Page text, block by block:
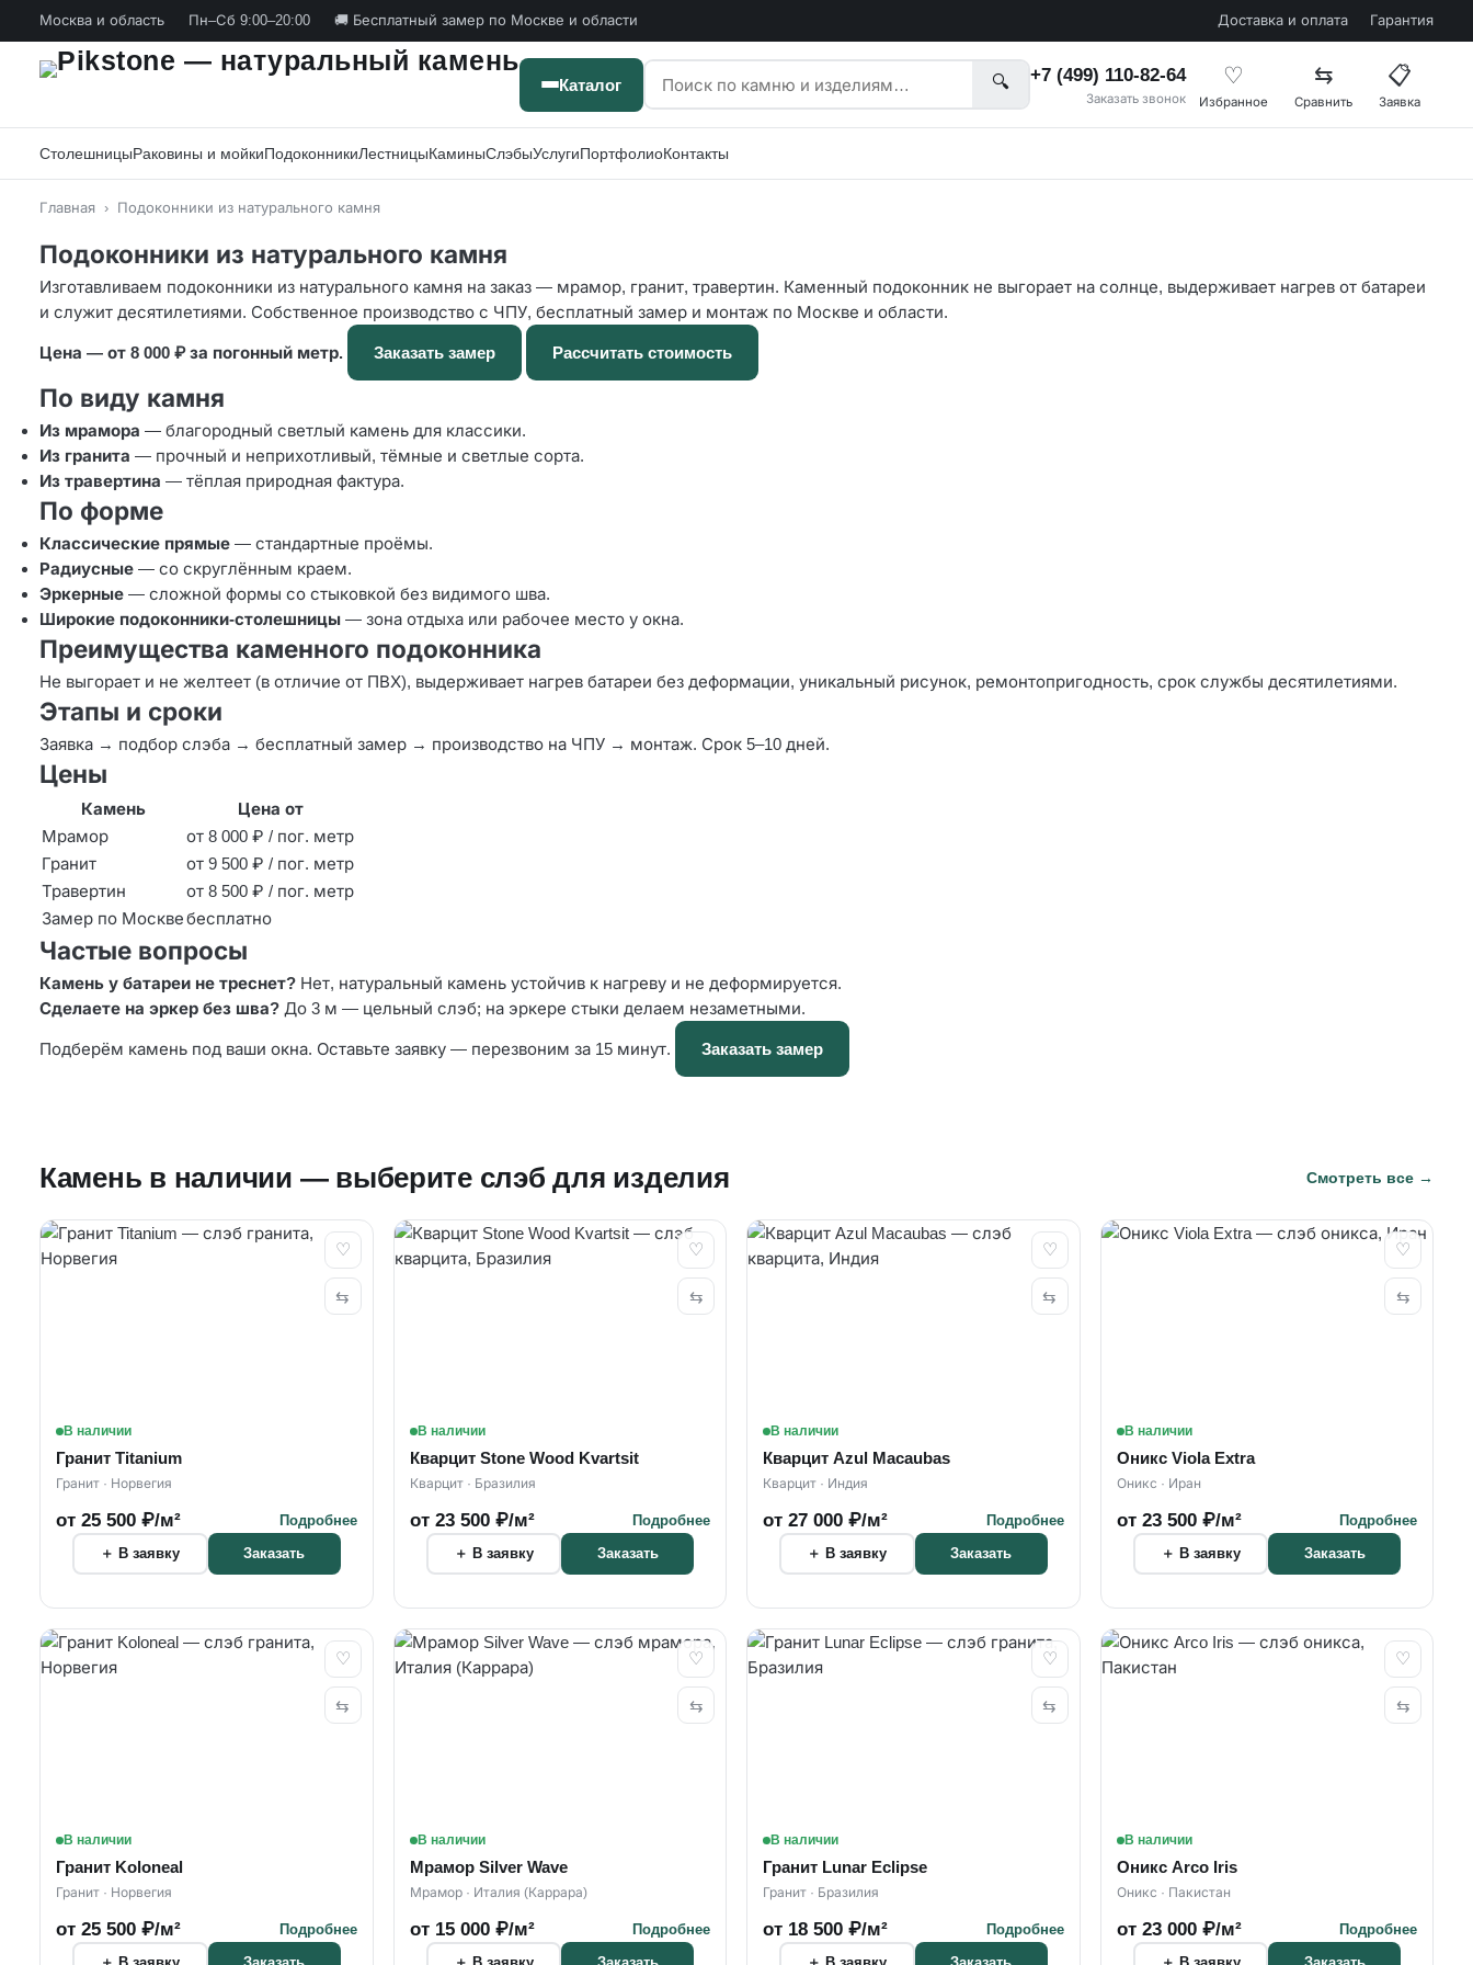
Москва и область Пн–Сб 9:00–20:00 🚚 Бесплатный замер по Москве и области Доставка и оплата Гарантия
Каталог 🔍 +7 (499) 110-82-64
Заказать звонок
♡
Избранное
⇆
Сравнить
📋
Заявка
СтолешницыРаковины и мойкиПодоконникиЛестницыКаминыСлэбыУслугиПортфолиоКонтакты
Главная › Подоконники из натурального камня
Подоконники из натурального камня
Изготавливаем подоконники из натурального камня на заказ — мрамор, гранит, травертин. Каменный подоконник не выгорает на солнце, выдерживает нагрев от батареи
и служит десятилетиями. Собственное производство с ЧПУ, бесплатный замер и монтаж по Москве и области.
Цена — от 8 000 ₽ за погонный метр. Заказать замер Рассчитать стоимость
По виду камня
Из мрамора — благородный светлый камень для классики.
Из гранита — прочный и неприхотливый, тёмные и светлые сорта.
Из травертина — тёплая природная фактура.
По форме
Классические прямые — стандартные проёмы.
Радиусные — со скруглённым краем.
Эркерные — сложной формы со стыковкой без видимого шва.
Широкие подоконники-столешницы — зона отдыха или рабочее место у окна.
Преимущества каменного подоконника
Не выгорает и не желтеет (в отличие от ПВХ), выдерживает нагрев батареи без деформации, уникальный рисунок, ремонтопригодность, срок службы десятилетиями.
Этапы и сроки
Заявка → подбор слэба → бесплатный замер → производство на ЧПУ → монтаж. Срок 5–10 дней.
Цены
Камень
Цена от
Мрамор
от 8 000 ₽ / пог. метр
Гранит
от 9 500 ₽ / пог. метр
Травертин
от 8 500 ₽ / пог. метр
Замер по Москвебесплатно
Частые вопросы
Камень у батареи не треснет? Нет, натуральный камень устойчив к нагреву и не деформируется.
Сделаете на эркер без шва? До 3 м — цельный слэб; на эркере стыки делаем незаметными.
Подберём камень под ваши окна. Оставьте заявку — перезвоним за 15 минут. Заказать замер
Камень в наличии — выберите слэб для изделия Смотреть все →
♡
⇆
В наличии
Гранит Titanium
Гранит · Норвегия
от 25 500 ₽/м² Подробнее
＋ В заявку Заказать
♡
⇆
В наличии
Кварцит Stone Wood Kvartsit
Кварцит · Бразилия
от 23 500 ₽/м² Подробнее
＋ В заявку Заказать
♡
⇆
В наличии
Кварцит Azul Macaubas
Кварцит · Индия
от 27 000 ₽/м² Подробнее
＋ В заявку Заказать
♡
⇆
В наличии
Оникс Viola Extra
Оникс · Иран
от 23 500 ₽/м² Подробнее
＋ В заявку Заказать
♡
⇆
В наличии
Гранит Koloneal
Гранит · Норвегия
от 25 500 ₽/м² Подробнее
♡
⇆
В наличии
Мрамор Silver Wave
Мрамор · Италия (Каррара)
от 15 000 ₽/м² Подробнее
♡
⇆
В наличии
Гранит Lunar Eclipse
Гранит · Бразилия
от 18 500 ₽/м² Подробнее
♡
⇆
В наличии
Оникс Arco Iris
Оникс · Пакистан
от 23 000 ₽/м² Подробнее